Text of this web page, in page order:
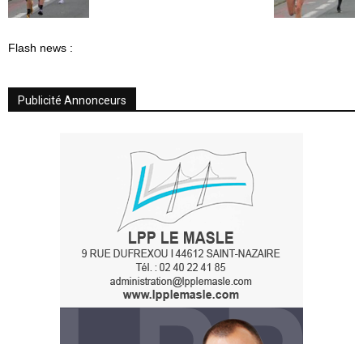
Flash news :
Publicité Annonceurs